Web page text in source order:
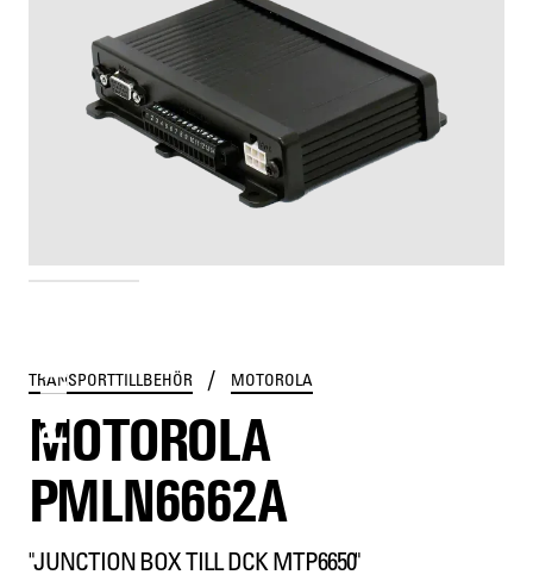
TRANSPORTTILLBEHÖR / MOTOROLA
MOTOROLA
PMLN6662A
"JUNCTION BOX TILL DCK MTP6650"
PMLN6662A